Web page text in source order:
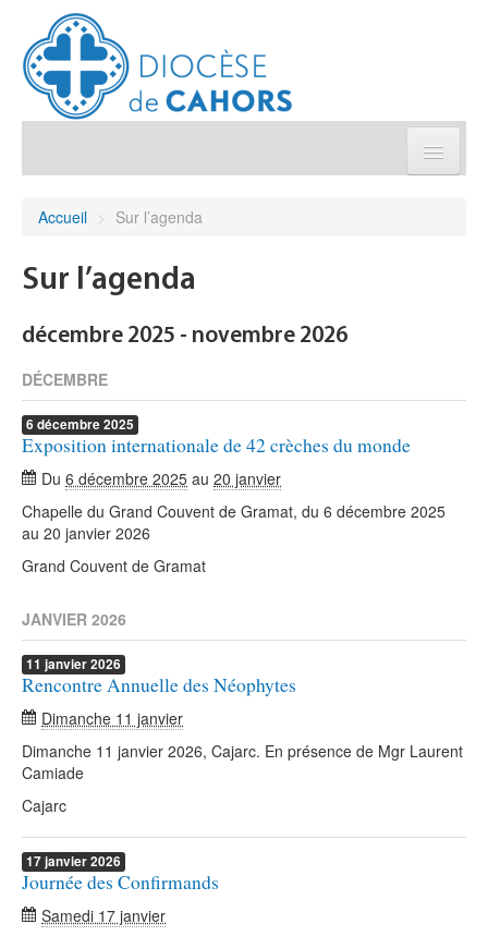
Agenda diocésain
Je donne
Annuaire/Contact
Accueil > Sur l’agenda
Sur l’agenda
décembre 2025 - novembre 2026
DÉCEMBRE
6 décembre2025
Exposition internationale de 42 crèches du monde
Du 6 décembre 2025 au 20 janvier
Chapelle du Grand Couvent de Gramat, du 6 décembre 2025
au 20 janvier 2026
Grand Couvent de Gramat
JANVIER 2026
11 janvier2026
Rencontre Annuelle des Néophytes
Dimanche 11 janvier
Dimanche 11 janvier 2026, Cajarc. En présence de Mgr Laurent
Camiade
Cajarc
17janvier2026
Journée des Confirmands
Samedi 17 janvier